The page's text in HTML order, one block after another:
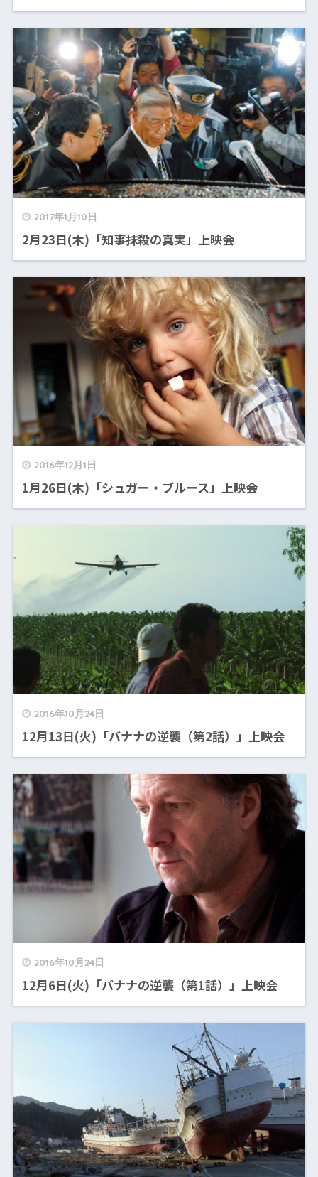
2017年1月10日
2月23日(木)「知事抹殺の真実」上映会
2016年12月1日
1月26日(木)「シュガー・ブルース」上映会
2016年10月24日
12月13日(火)「バナナの逆襲（第2話）」上映会
2016年10月24日
12月6日(火)「バナナの逆襲（第1話）」上映会